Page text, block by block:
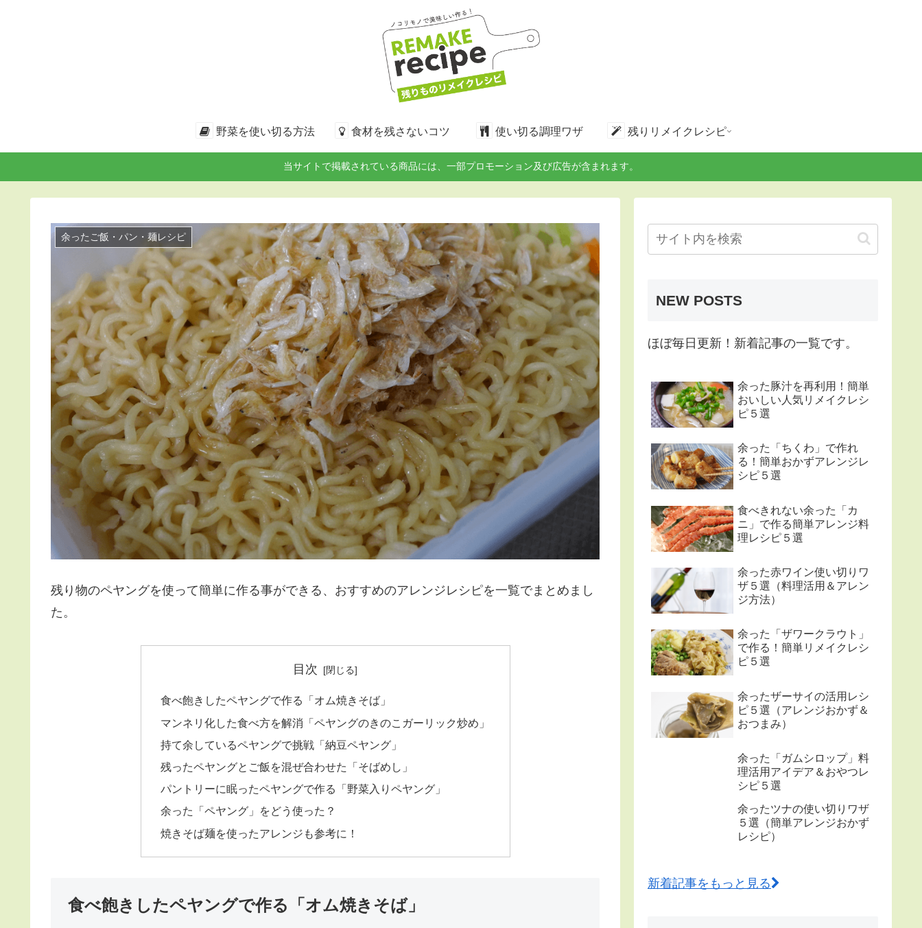
野菜を使い切る方法 食材を残さないコツ 使い切る調理ワザ 残りリメイクレシピ
当サイトで掲載されている商品には、一部プロモーション及び広告が含まれます。
余ったご飯・パン・麺レシピ
残り物のペヤングを使って簡単に作る事ができる、おすすめのアレンジレシピを一覧でまとめまし
た。
目次
食べ飽きしたペヤングで作る「オム焼きそば」
マンネリ化した食べ方を解消「ペヤングのきのこガーリック炒め」
持て余しているペヤングで挑戦「納豆ペヤング」
残ったペヤングとご飯を混ぜ合わせた「そばめし」
パントリーに眠ったペヤングで作る「野菜入りペヤング」
余った「ペヤング」をどう使った？
焼きそば麺を使ったアレンジも参考に！
食べ飽きしたペヤングで作る「オム焼きそば」
NEW POSTS
ほぼ毎日更新！新着記事の一覧です。
余った豚汁を再利用！簡単
おいしい人気リメイクレシ
ピ５選
余った「ちくわ」で作れ
る！簡単おかずアレンジレ
シピ５選
食べきれない余った「カ
ニ」で作る簡単アレンジ料
理レシピ５選
余った赤ワイン使い切りワ
ザ５選（料理活用＆アレン
ジ方法）
余った「ザワークラウト」
で作る！簡単リメイクレシ
ピ５選
余ったザーサイの活用レシ
ピ５選（アレンジおかず＆
おつまみ）
余った「ガムシロップ」料
理活用アイデア＆おやつレ
シピ５選
余ったツナの使い切りワザ
５選（簡単アレンジおかず
レシピ）
新着記事をもっと見る